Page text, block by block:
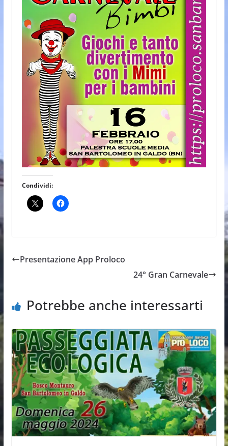
Condividi:
Presentazione App Proloco
24° Gran Carnevale
Potrebbe anche interessarti